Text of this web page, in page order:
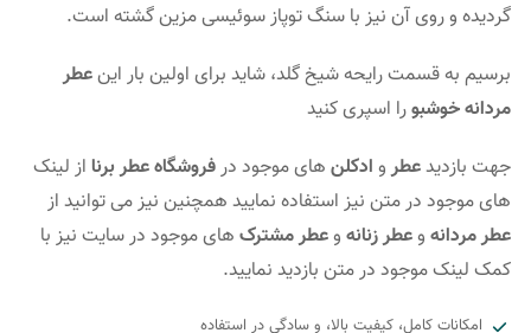
گردیده و روی آن نیز با سنگ توپاز سوئیسی مزین گشته است.
برسیم به قسمت رایحه شیخ گلد، شاید برای اولین بار اینعطر
مردانه خوشبورا اسپری کنید
جهت بازدیدعطرو ادکلن های موجود درفروشگاه عطر برنا از لینک
های موجود در متن نیز استفاده نمایید همچنین نیز می توانید از
عطر مردانه وعطر زنانه وعطر مشترک های موجود در سایت نیز با
کمک لینک موجود در متن بازدید نمایید.
امکانات کامل، کیفیت بالا، و سادگی در استفاده